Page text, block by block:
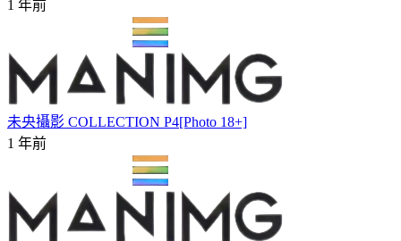
1 年前
未央攝影 COLLECTION P4[Photo 18+]
1 年前